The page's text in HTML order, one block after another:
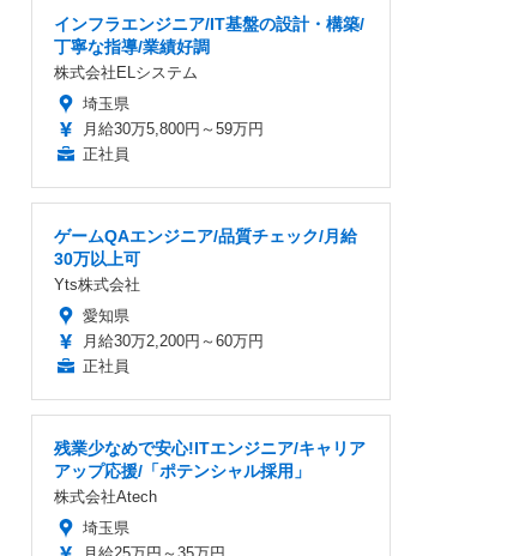
インフラエンジニア/IT基盤の設計・構築/
丁寧な指導/業績好調
株式会社ELシステム
埼玉県
月給30万5,800円～59万円
正社員
ゲームQAエンジニア/品質チェック/月給
30万以上可
Yts株式会社
愛知県
月給30万2,200円～60万円
正社員
残業少なめで安心!ITエンジニア/キャリア
アップ応援/「ポテンシャル採用」
株式会社Atech
埼玉県